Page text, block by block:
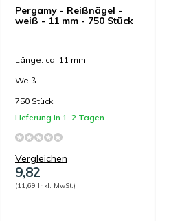
Pergamy - Reißnägel -
weiß - 11 mm - 750 Stück
Länge: ca. 11 mm
Weiß
750 Stück
Lieferung in 1–2 Tagen
Vergleichen
9,82
(11,69 Inkl. MwSt.)